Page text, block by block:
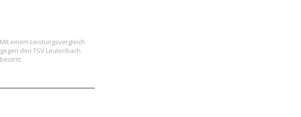
Mit einem Leistungsvergleich
gegen den TSV Leutenbach
bestritt